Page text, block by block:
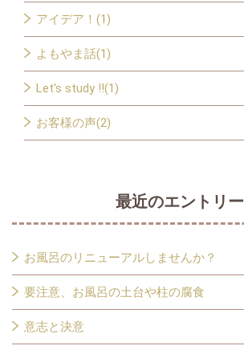
アイデア！(1)
よもやま話(1)
Let's study !!(1)
お客様の声(2)
最近のエントリー
お風呂のリニューアルしませんか？
要注意、お風呂の土台や柱の腐食
意志と決意